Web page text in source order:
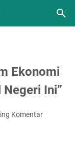
Ekonomi
Ini”
Komentar